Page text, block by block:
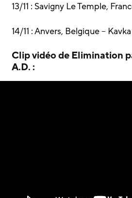
13/11 : Savigny Le Temple,
14/11 : Anvers, Belgique –
Clip vidéo de Elimination
A.D. :